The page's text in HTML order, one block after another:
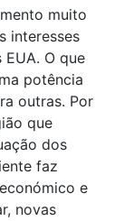
muito
interesses
O que
potência
outras. Por
que
dos
faz
e
novas